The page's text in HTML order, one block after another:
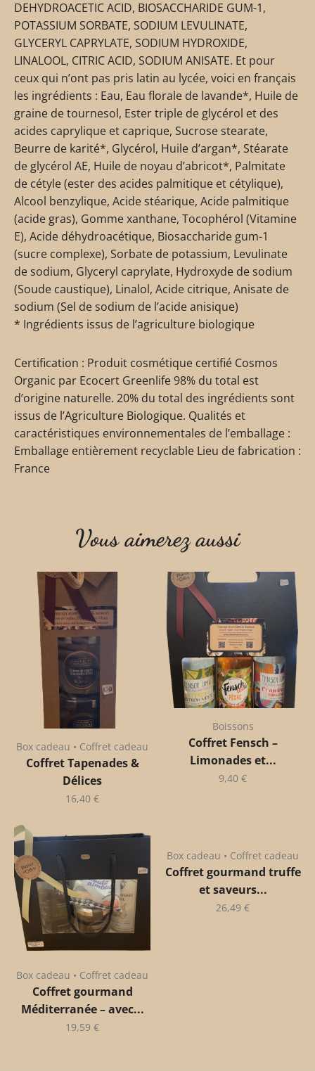
DEHYDROACETIC ACID, BIOSACCHARIDE GUM-1,
POTASSIUM SORBATE, SODIUM LEVULINATE,
GLYCERYL CAPRYLATE, SODIUM HYDROXIDE,
LINALOOL, CITRIC ACID, SODIUM ANISATE. Et pour
ceux qui n’ont pas pris latin au lycée, voici en français
les ingrédients : Eau, Eau florale de lavande*, Huile de
graine de tournesol, Ester triple de glycérol et des
acides caprylique et caprique, Sucrose stearate,
Beurre de karité*, Glycérol, Huile d’argan*, Stéarate
de glycérol AE, Huile de noyau d’abricot*, Palmitate
de cétyle (ester des acides palmitique et cétylique),
Alcool benzylique, Acide stéarique, Acide palmitique
(acide gras), Gomme xanthane, Tocophérol (Vitamine
E), Acide déhydroacétique, Biosaccharide gum-1
(sucre complexe), Sorbate de potassium, Levulinate
de sodium, Glyceryl caprylate, Hydroxyde de sodium
(Soude caustique), Linalol, Acide citrique, Anisate de
sodium (Sel de sodium de l’acide anisique)
* Ingrédients issus de l’agriculture biologique
Certification : Produit cosmétique certifié Cosmos
Organic par Ecocert Greenlife 98% du total est
d’origine naturelle. 20% du total des ingrédients sont
issus de l’Agriculture Biologique. Qualités et
caractéristiques environnementales de l’emballage :
Emballage entièrement recyclable Lieu de fabrication :
France
Vous aimerez aussi
Box cadeau • Coffret cadeau
Coffret Tapenades &
Délices
16,40 €
Boissons
Coffret Fensch –
Limonades et...
9,40 €
Box cadeau • Coffret cadeau
Coffret gourmand
Méditerranée – avec...
19,59 €
Box cadeau • Coffret cadeau
Coffret gourmand truffe
et saveurs...
26,49 €